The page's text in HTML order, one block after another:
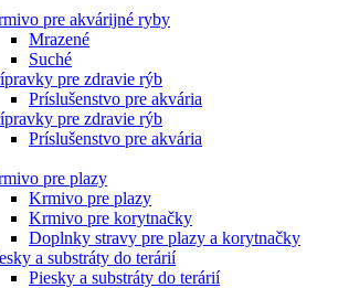
pre akvárijné ryby
Mrazené
Suché
pre zdravie rýb
Príslušenstvo pre akvária
pre zdravie rýb
Príslušenstvo pre akvária
pre plazy
Krmivo pre plazy
Krmivo pre korytnačky
Doplnky stravy pre plazy a korytnačky
a substráty do terárií
Piesky a substráty do terárií